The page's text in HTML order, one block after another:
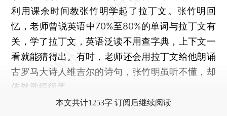
利用课余时间教张竹明学起了拉丁文。张竹明回
忆，老师曾说英语中70%至80%的单词与拉丁文有
关，学了拉丁文，英语泛读不用查字典，上下文一
看就能猜得出。有时，老师还会用拉丁文给他朗诵
古罗马大诗人维吉尔的诗句，张竹明虽听不懂，却
依然觉得很美。
本文共计1253字 订阅后继续阅读